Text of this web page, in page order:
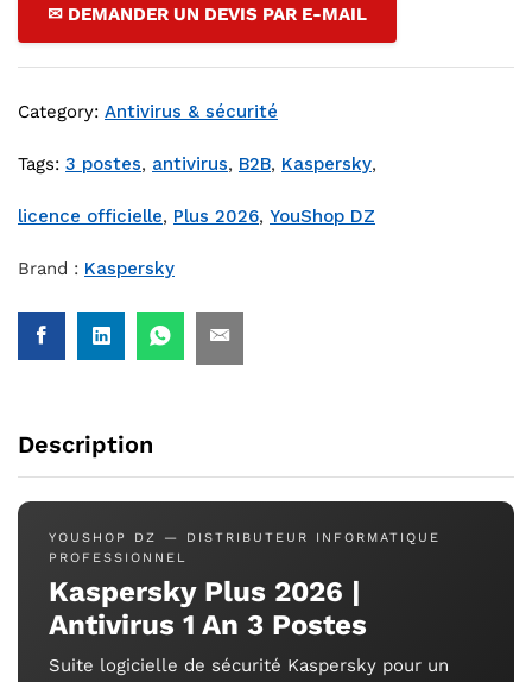
✉ DEMANDER UN DEVIS PAR E-MAIL
Category: Antivirus & sécurité
Tags: 3 postes, antivirus, B2B, Kaspersky,
licence officielle, Plus 2026, YouShop DZ
Brand : Kaspersky
Description
YOUSHOP DZ — DISTRIBUTEUR INFORMATIQUE
PROFESSIONNEL
Kaspersky Plus 2026 |
Antivirus 1 An 3 Postes
Suite logicielle de sécurité Kaspersky pour un